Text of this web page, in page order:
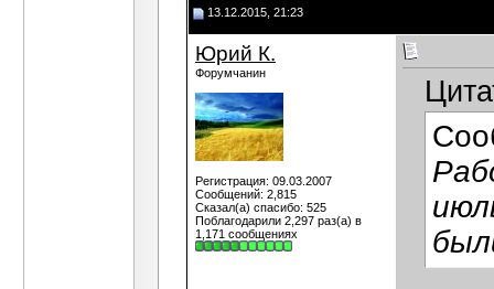
13.12.2015, 21:23
Юрий К.
Форумчанин
Регистрация: 09.03.2007
Сообщений: 2,815
Сказал(а) спасибо: 525
Поблагодарили 2,297 раз(а) в
1,171 сообщениях